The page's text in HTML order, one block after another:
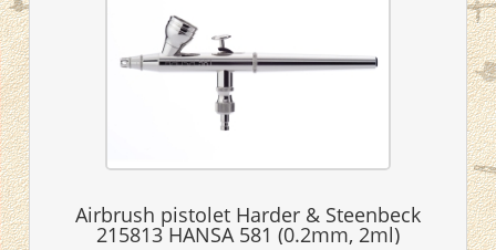
Airbrush pistolet Harder & Steenbeck
215813 HANSA 581 (0.2mm, 2ml)